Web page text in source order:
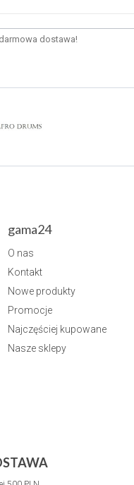
dostawa!
gama24
O nas
Kontakt
Nowe produkty
Promocje
Najczęściej kupowane
Nasze sklepy